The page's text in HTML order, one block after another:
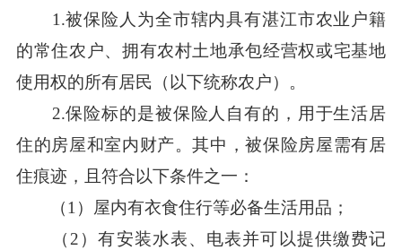
1.被保险人为全市辖内具有湛江市农业户籍
的常住农户、拥有农村土地承包经营权或宅基地
使用权的所有居民（以下统称农户）。
2.保险标的是被保险人自有的，用于生活居
住的房屋和室内财产。其中，被保险房屋需有居
住痕迹，且符合以下条件之一：
（1）屋内有衣食住行等必备生活用品；
（2）有安装水表、电表并可以提供缴费记